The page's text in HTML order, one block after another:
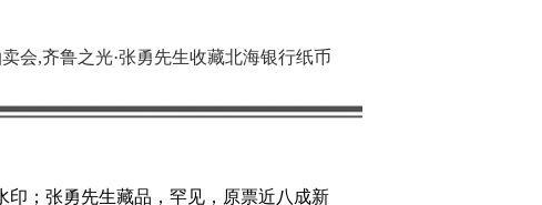
卖会,齐鲁之光·张勇先生收藏北海银行纸币
印；张勇先生藏品，罕见，原票近八成新